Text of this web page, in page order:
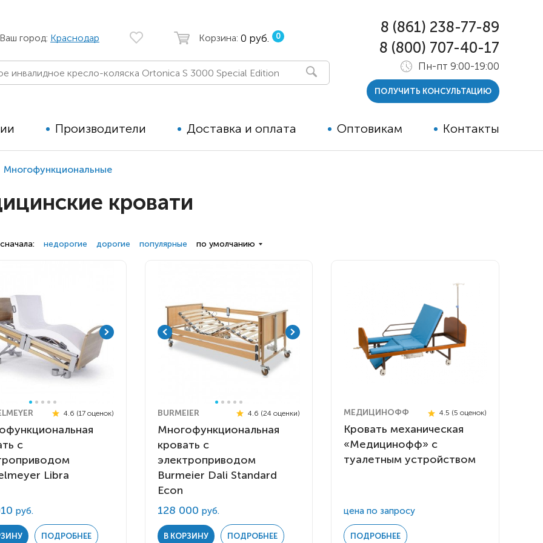
Ваш город: Краснодар Корзина: 0 руб. 0
Коляски для детей с ДЦП
типа
электроприводом
Функциональные опоры
Ходунки
Велосипеды
Товары для
позиционирования
Реабилитационные костюмы
Иппотренажёры
для детей
Кресла-коляски с ручным
Иппотерапия
Аппараты для вентиляции
Гусеничные
Производители Доставка и оплата Оптовикам Контакты
8 (861) 238-77-89
8 (800) 707-40-17
Пн-пт 9:00-19:00
ПОЛУЧИТЬ КОНСУЛЬТАЦИЮ
Многофункциональные
кровати
недорогие дорогие популярные по умолчанию
4.6 (17 оценок)
с
Libra
руб.
ПОДРОБНЕЕ
BURMEIER 4.6 (24 оценки)
Многофункциональная
кровать с
электроприводом
Burmeier Dali Standard
Econ
128 000 руб.
В КОРЗИНУ ПОДРОБНЕЕ
МЕДИЦИНОФФ 4.5 (5 оценок)
Кровать механическая
«Медицинофф» с
туалетным устройством
цена по запросу
ПОДРОБНЕЕ